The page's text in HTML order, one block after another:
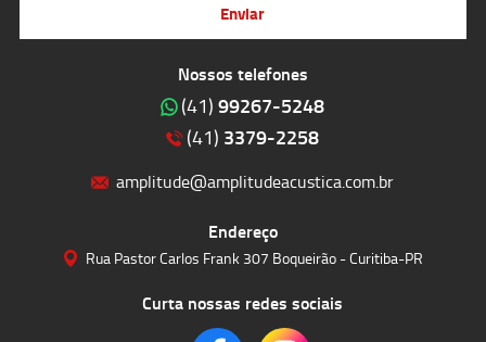
Nossos telefones
(41) 99267-5248
(41) 3379-2258
amplitude@amplitudeacustica.com.br
Endereço
Rua Pastor Carlos Frank 307 Boqueirão - Curitiba-PR
Curta nossas redes sociais
Enviar